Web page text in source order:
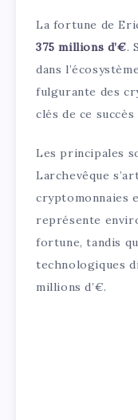
La fortune de
375 millions d’€.
dans
fulgurante des
clés de ce
Les principales
Larchevêque
cryptomonnaies
représente
fortune, tandis
technologiques
millions d’€.